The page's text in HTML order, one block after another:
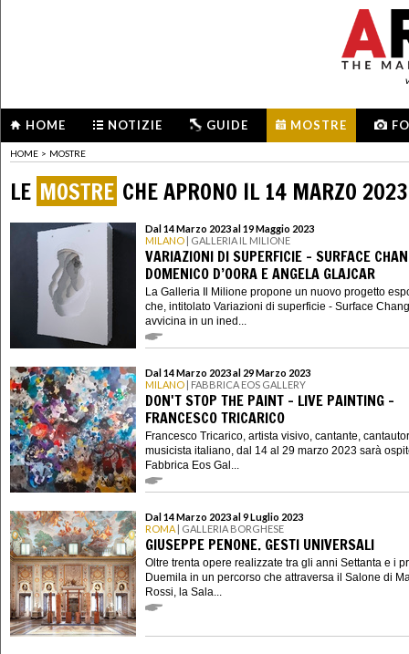
HOME NOTIZIE GUIDE MOSTRE
HOME > MOSTRE
LE MOSTRE CHE APRONO IL 14 MARZO 2023
Dal 14 Marzo 2023 al 19 Maggio 2023
MILANO | GALLERIA IL MILIONE
VARIAZIONI DI SUPERFICIE - SURFACE
DOMENICO D’OORA E ANGELA GLAJCAR
La Galleria Il Milione propone un nuovo progetto
che, intitolato Variazioni di superficie - Surface
avvicina in un ined...
Dal 14 Marzo 2023 al 29 Marzo 2023
MILANO | FABBRICA EOS GALLERY
DON'T STOP THE PAINT - LIVE PAINTING -
FRANCESCO TRICARICO
Francesco Tricarico, artista visivo, cantante,
musicista italiano, dal 14 al 29 marzo 2023 sarà
Fabbrica Eos Gal...
Dal 14 Marzo 2023 al 9 Luglio 2023
ROMA | GALLERIA BORGHESE
GIUSEPPE PENONE. GESTI UNIVERSALI
Oltre trenta opere realizzate tra gli anni Settanta e i
Duemila in un percorso che attraversa il Salone di
Rossi, la Sala...